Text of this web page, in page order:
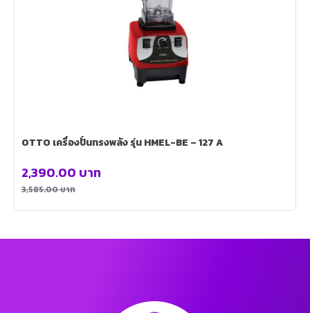
OTTO เครื่องปั่นทรงพลัง รุ่น HMEL-BE – 127 A
3,585.00บาท
2,390.00 บาท